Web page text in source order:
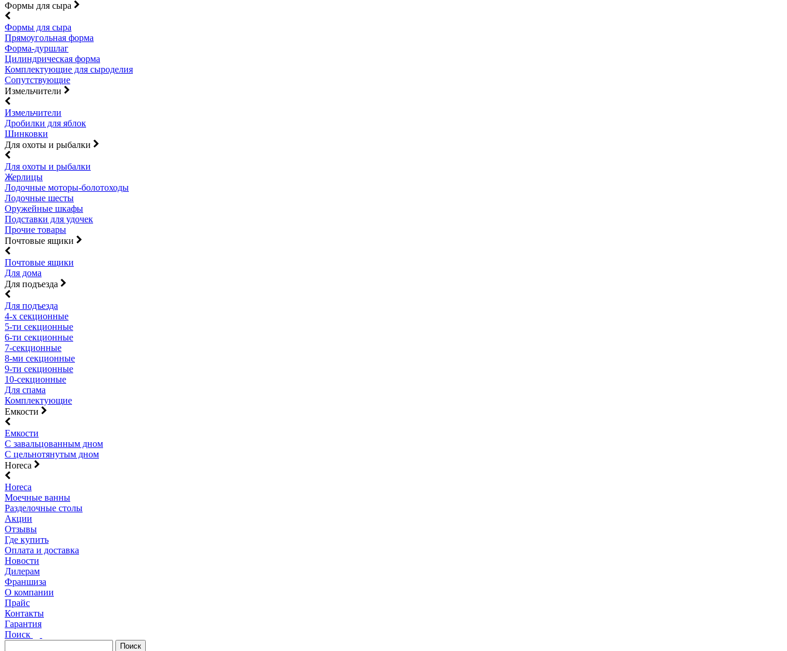
Формы для сыра
Формы для сыра
Прямоугольная форма
Форма-дуршлаг
Цилиндрическая форма
Комплектующие для сыроделия
Сопутствующие
Измельчители
Измельчители
Дробилки для яблок
Шинковки
Для охоты и рыбалки
Для охоты и рыбалки
Жерлицы
Лодочные моторы-болотоходы
Лодочные шесты
Оружейные шкафы
Подставки для удочек
Прочие товары
Почтовые ящики
Почтовые ящики
Для дома
Для подъезда
Для подъезда
4-х секционные
5-ти секционные
6-ти секционные
7-секционные
8-ми секционные
9-ти секционные
10-секционные
Для спама
Комплектующие
Емкости
Емкости
С завальцованным дном
С цельнотянутым дном
Horeca
Horeca
Моечные ванны
Разделочные столы
Акции
Отзывы
Где купить
Оплата и доставка
Новости
Дилерам
Франшиза
О компании
Прайс
Контакты
Гарантия
Поиск
Поиск